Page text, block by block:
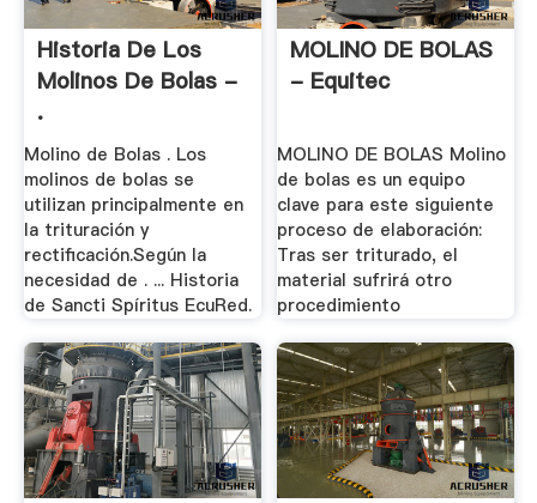
Historia De Los
Molinos De Bolas -
.
Molino de Bolas . Los
molinos de bolas se
utilizan principalmente en
la trituración y
rectificación.Según la
necesidad de . ... Historia
de Sancti Spíritus EcuRed.
MOLINO DE BOLAS
- Equitec
MOLINO DE BOLAS Molino
de bolas es un equipo
clave para este siguiente
proceso de elaboración:
Tras ser triturado, el
material sufrirá otro
procedimiento